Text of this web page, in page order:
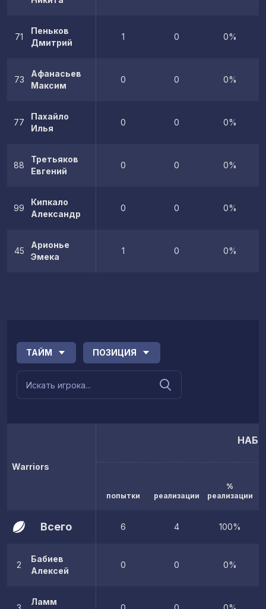
71
Пеньков
Дмитрий
1 0 0%
73
Афанасьев
Максим
0 0 0%
77
Пахайло
Илья
0 0 0%
88
Третьяков
Евгений
0 0 0%
99
Кипкало
Александр
0 0 0%
45
Арионье
Эмека
1 0 0%
ТАЙМ ПОЗИЦИЯ
Warriors
попытки реализации
%
реализации
Всего 6 4 100%
2
Бабиев
Алексей
0 0 0%
Ламм